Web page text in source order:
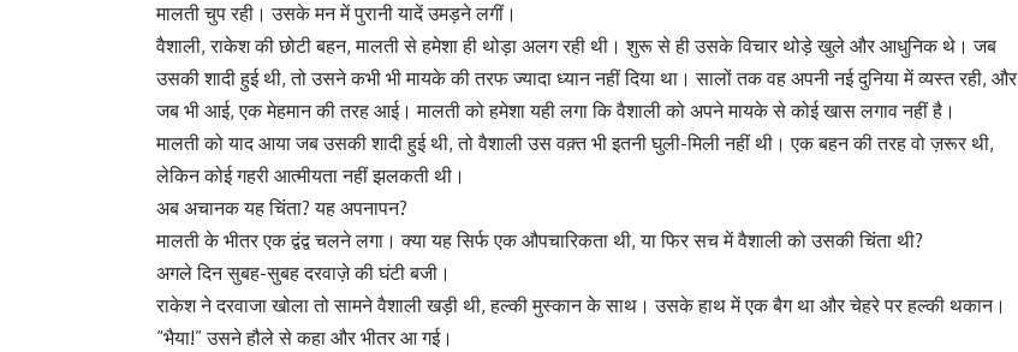
मालती चुप रही। उसके मन में पुरानी यादें उमड़ने लगीं।
वैशाली, राकेश की छोटी बहन, मालती से हमेशा ही थोड़ा अलग रही थी। शुरू से ही उसके विचार थोड़े खुले और आधुनिक थे। जब
उसकी शादी हुई थी, तो उसने कभी भी मायके की तरफ ज्यादा ध्यान नहीं दिया था। सालों तक वह अपनी नई दुनिया में व्यस्त रही, और
जब भी आई, एक मेहमान की तरह आई। मालती को हमेशा यही लगा कि वैशाली को अपने मायके से कोई खास लगाव नहीं है।
मालती को याद आया जब उसकी शादी हुई थी, तो वैशाली उस वक़्त भी इतनी घुली-मिली नहीं थी। एक बहन की तरह वो ज़रूर थी,
लेकिन कोई गहरी आत्मीयता नहीं झलकती थी।
अब अचानक यह चिंता? यह अपनापन?
मालती के भीतर एक द्वंद्व चलने लगा। क्या यह सिर्फ एक औपचारिकता थी, या फिर सच में वैशाली को उसकी चिंता थी?
अगले दिन सुबह-सुबह दरवाज़े की घंटी बजी।
राकेश ने दरवाजा खोला तो सामने वैशाली खड़ी थी, हल्की मुस्कान के साथ। उसके हाथ में एक बैग था और चेहरे पर हल्की थकान।
“भैया!” उसने हौले से कहा और भीतर आ गई।